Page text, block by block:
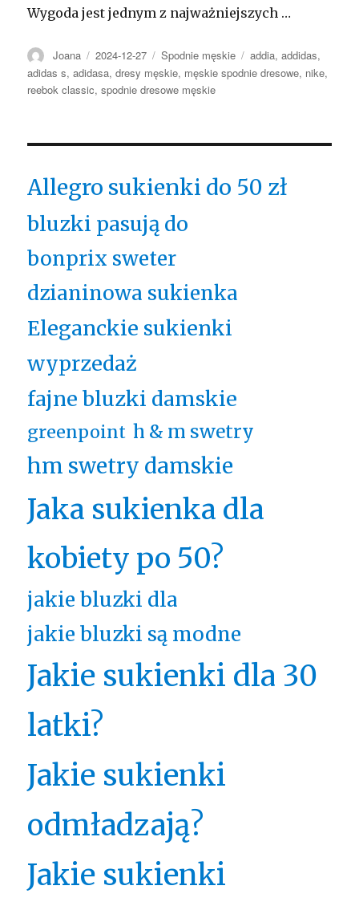
Wygoda jest jednym z najważniejszych …
Autor
Joana Opublikowano
2024-12-27 Kategorie
Spodnie męskie Tagi
addia,addidas,
adidas s,adidasa,dresy męskie, męskie spodnie dresowe, nike,
reebok classic,spodnie dresowe męskie
Allegro sukienki do 50 zł
bluzki pasują do
bonprix sweter
dzianinowa sukienka
Eleganckie sukienki
wyprzedaż
fajne bluzki damskie
greenpoint h & m swetry
hm swetry damskie
Jaka sukienka dla
kobiety po 50?
jakie bluzki dla
jakie bluzki są modne
Jakie sukienki dla 30
latki?
Jakie sukienki
odmładzają?
Jakie sukienki